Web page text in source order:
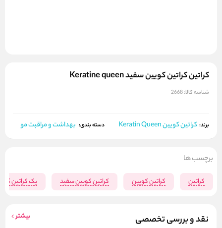
کراتین کراتین کویین سفید Keratine queen
شناسه کالا:2668
برند: کراتین کویین Keratin Queen دسته بندی: بهداشت و مراقبت مو
نقد و بررسی تخصصی بیشتر
برچسب ها
کراتین کراتین کویین کراتین کویین سفید پک کراتین